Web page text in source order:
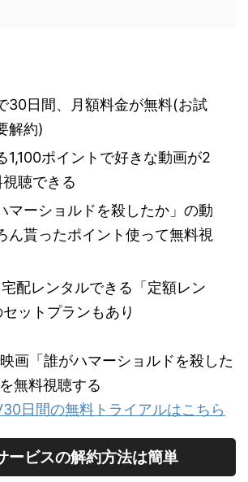
30日間、月額料金が無料(お試
解約)
1,100ポイントで好きな動画が2
聴できる
マーショルドを殺したか」の動
ん貰ったポイント使って無料視
配レンタルできる「定額レン
ットプランもあり
画「誰がハマーショルドを殺した
無料視聴する
日間の無料トライアルはこちら
ービスの解約方法は簡単